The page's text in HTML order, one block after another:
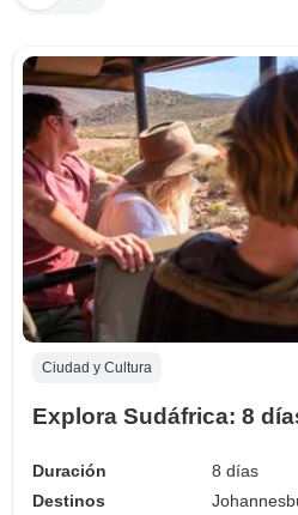
Ciudad y Cultura
Explora Sudáfrica: 8
Duración
8 días
Destinos